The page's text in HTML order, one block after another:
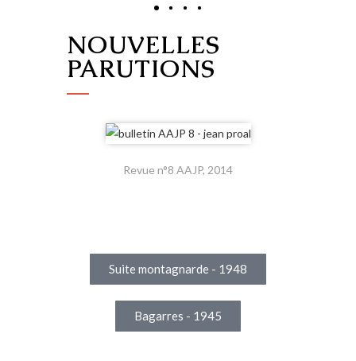
NOUVELLES
PARUTIONS
Revue n°8 AAJP, 2014
Suite montagnarde - 1948
Bagarres - 1945